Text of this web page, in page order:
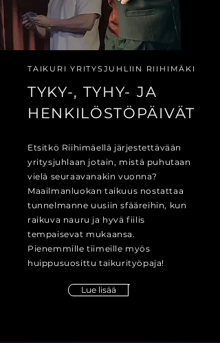
TAIKURI YRITYSJUHLIIN RIIHIMÄKI
TYKY-, TYHY- JA
HENKILÖSTÖPÄIVÄT
Etsitkö Riihimäellä järjestettävään
yritysjuhlaan jotain, mistä puhutaan
vielä seuraavanakin vuonna?
Maailmanluokan taikuus nostattaa
tunnelmanne uusiin sfääreihin, kun
raikuva nauru ja hyvä fiilis
tempaisevat mukaansa.
Pienemmille tiimeille myös
huippusuosittu taikurityöpaja!
Lue lisää